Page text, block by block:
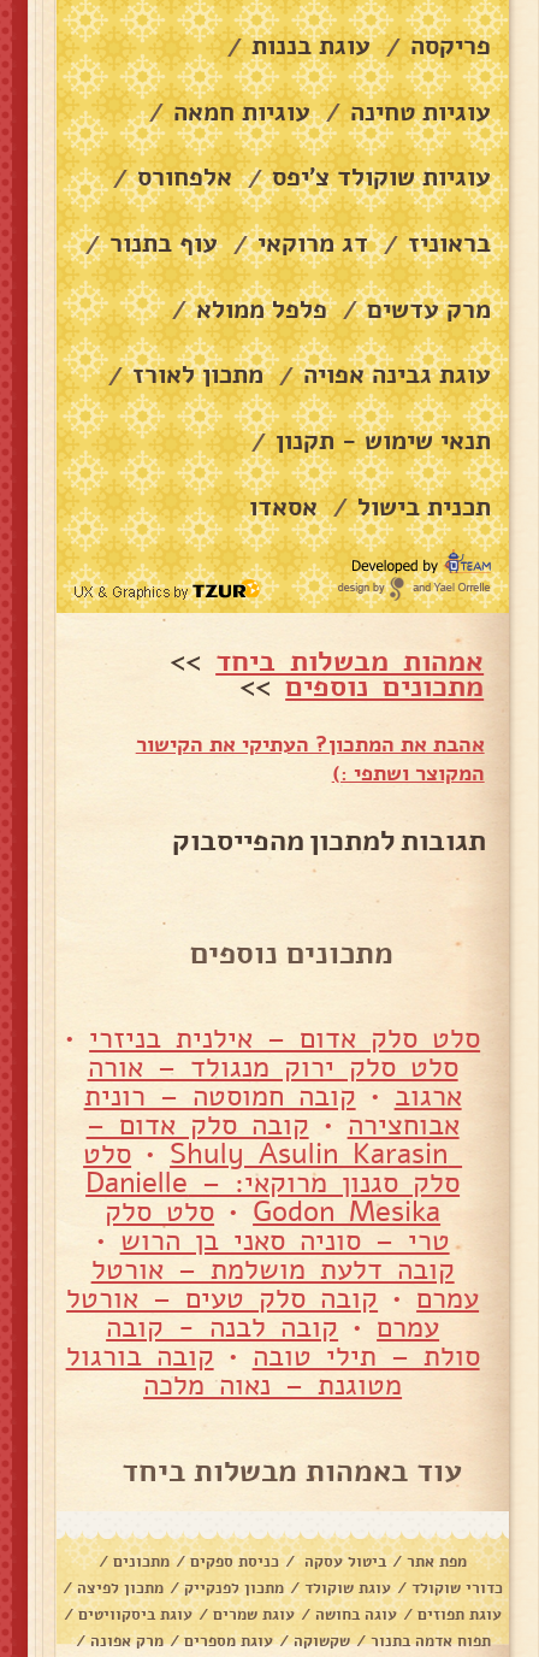
פריקסה / עוגת בננות /
עוגיות טחינה / עוגיות חמאה /
עוגיות שוקולד צ׳יפס / אלפחורס /
בראוניז / דג מרוקאי / עוף בתנור /
מרק עדשים / פלפל ממולא /
עוגת גבינה אפויה / מתכון לאורז /
תנאי שימוש - תקנון /
תכנית בישול / אסאדו
אמהות מבשלות ביחד >>
מתכונים נוספים>>
אהבת את המתכון? העתיקי את הקישור
המקוצר ושתפי :)
תגובות למתכון מהפייסבוק
מתכונים נוספים
סלט סלק אדום – אילנית בניזרי •
סלט סלק ירוק מנגולד – אורה
ארגוב • קובה חמוסטה – רונית
אבוחצירה • קובה סלק אדום –
• סלט
סלק סגנון מרוקאי: – Danielle
Godon Mesika
• סלט סלק
טרי – סוניה סאני בן הרוש •
קובה דלעת מושלמת – אורטל
עמרם • קובה סלק טעים – אורטל
עמרם • קובה לבנה - קובה
סולת – תילי טובה • קובה בורגול
מטוגנת – נאוה מלכה
עוד באמהות מבשלות ביחד
מפת אתר/ ביטול עסקה/ כניסת ספקים/ מתכונים /
כדורי שוקולד / עוגת שוקולד / מתכון לפנקייק / מתכון לפיצה/
עוגת תפוזים / עוגה בחושה / עוגת שמרים / עוגת ביסקוויטים/
תפוח אדמה בתנור/ שקשוקה/ עוגת מספרים/ מרק אפונה/